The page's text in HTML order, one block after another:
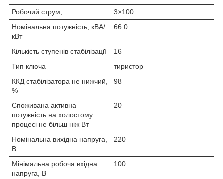
Робочий струм,
3×100
Номінальна потужність, кВА/
кВт
66.0
Кількість ступенів стабілізації
16
Тип ключа
тиристор
ККД стабілізатора не нижчий,
%
98
Споживана активна
потужність на холостому
процесі не більш ніж Вт
20
Номінальна вихідна напруга,
В
220
Мінімальна робоча вхідна
напруга, В
100